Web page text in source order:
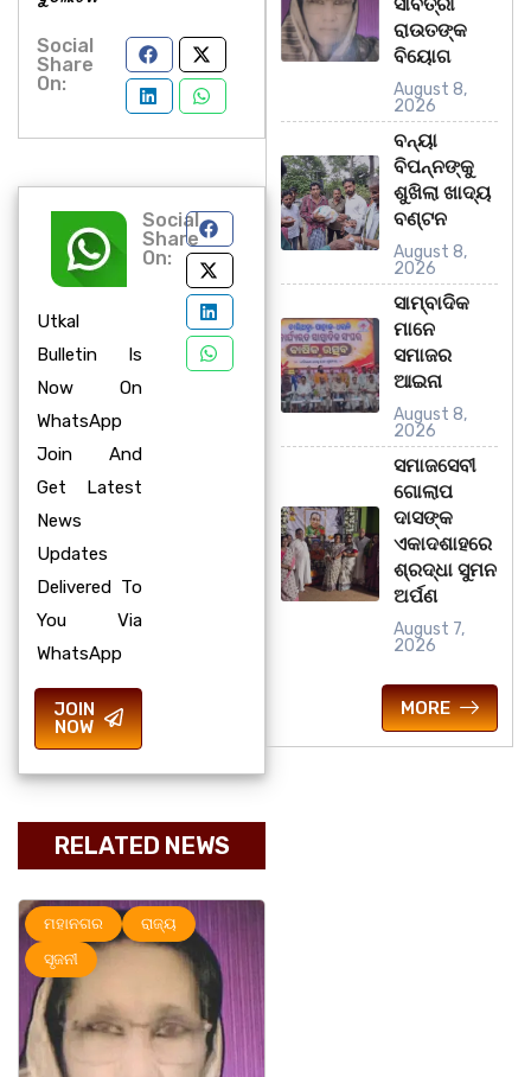
Social
Share
On:
Utkal
Bulletin Is
Now On
WhatsApp
Join And
Get Latest
News
Updates
Delivered To
You Via
WhatsApp
JOIN
NOW
Social
Share
On:
RELATED NEWS
ରାଜ୍ୟ
ସାବିତ୍ରୀ
ରାଉତଙ୍କ
ବିୟୋଗ
August 8,
2026
ବନ୍ୟା
ବିପନ୍ନଙ୍କୁ
ଶୁଖିଲା ଖାଦ୍ୟ
ବଣ୍ଟନ
August 8,
2026
ସାମ୍ବାଦିକ
ମାନେ
ସମାଜର
ଆଇନା
August 8,
2026
ସମାଜସେବୀ
ଗୋଲାପ
ଦାସଙ୍କ
ଏକାଦଶାହରେ
ଶ୍ରଦ୍ଧା ସୁମନ
ଅର୍ପଣ
August 7,
2026
MORE